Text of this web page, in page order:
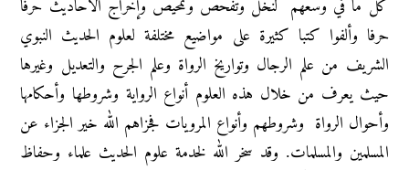
كل ما في وسعهم لنخل وتفحص وتمحيص وإخراج الأحاديث حرفا
حرفا وألفوا كتبا كثيرة على مواضيع مختلفة لعلوم الحديث النبوي
الشريف من علم الرجال وتواريخ الرواة وعلم الجرح والتعديل وغيرها
حيث يعرف من خلال هذه العلوم أنواع الرواية وشروطها وأحكامها
وأحوال الرواة وشروطهم وأنواع المرويات فجزاهم الله خير الجزاء عن
المسلمين والمسلمات. وقد سخر الله لخدمة علوم الحديث علماء وحفاظ